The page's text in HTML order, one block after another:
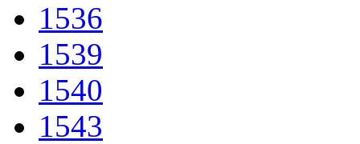
1536
1539
1540
1543